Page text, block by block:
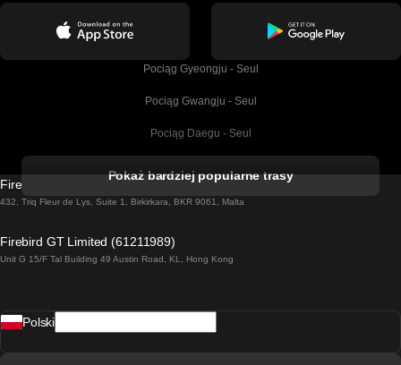
Pociąg Gyeongju - Seul
Pociąg Gwangju - Seul
Pociąg Daegu - Seul
Pociąg Dublin - Galway
Pociąg Rzym - Neapol
Pokaż bardziej popularne trasy
Firebird GT Limited (OC 1451)
432, Triq Fleur de Lys, Suite 1, Birkirkara, BKR 9061, Malta
Firebird GT Limited (61211989)
Unit G 15/F Tal Building 49 Austin Road, KL, Hong Kong
Polski